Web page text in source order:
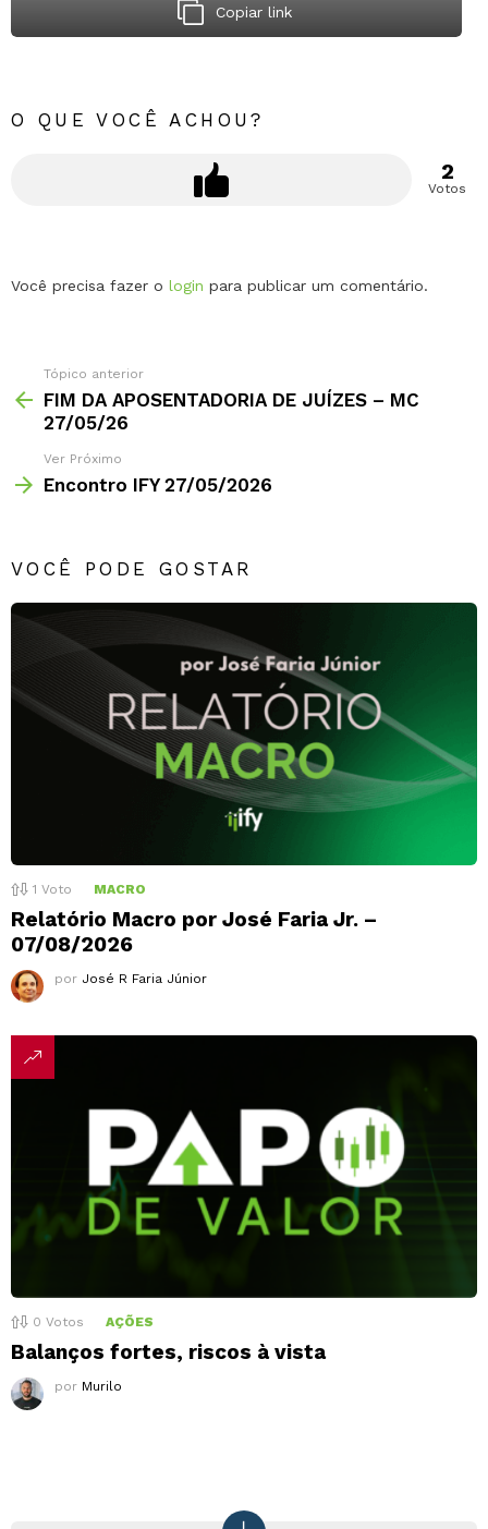
Copiar link
O QUE VOCÊ ACHOU?
2
Votos
Deixe
Você precisa fazer o login para publicar um comentário.
Tópico anterior
FIM DA APOSENTADORIA DE JUÍZES – MC
27/05/26
Ver Próximo
Encontro IFY 27/05/2026
VOCÊ PODE GOSTAR
1 Voto MACRO
Relatório Macro por José Faria Jr. –
07/08/2026
por José R Faria Júnior
0 Votos AÇÕES
Balanços fortes, riscos à vista
por Murilo